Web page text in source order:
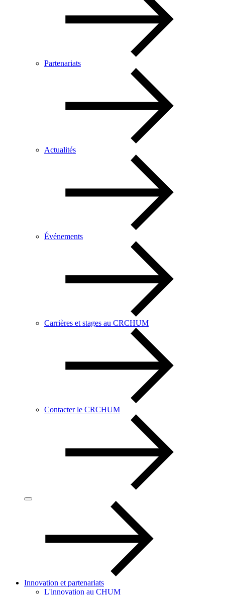
Partenariats
Actualités
Événements
Carrières et stages au CRCHUM
Contacter le CRCHUM
Innovation et partenariats
L'innovation au CHUM